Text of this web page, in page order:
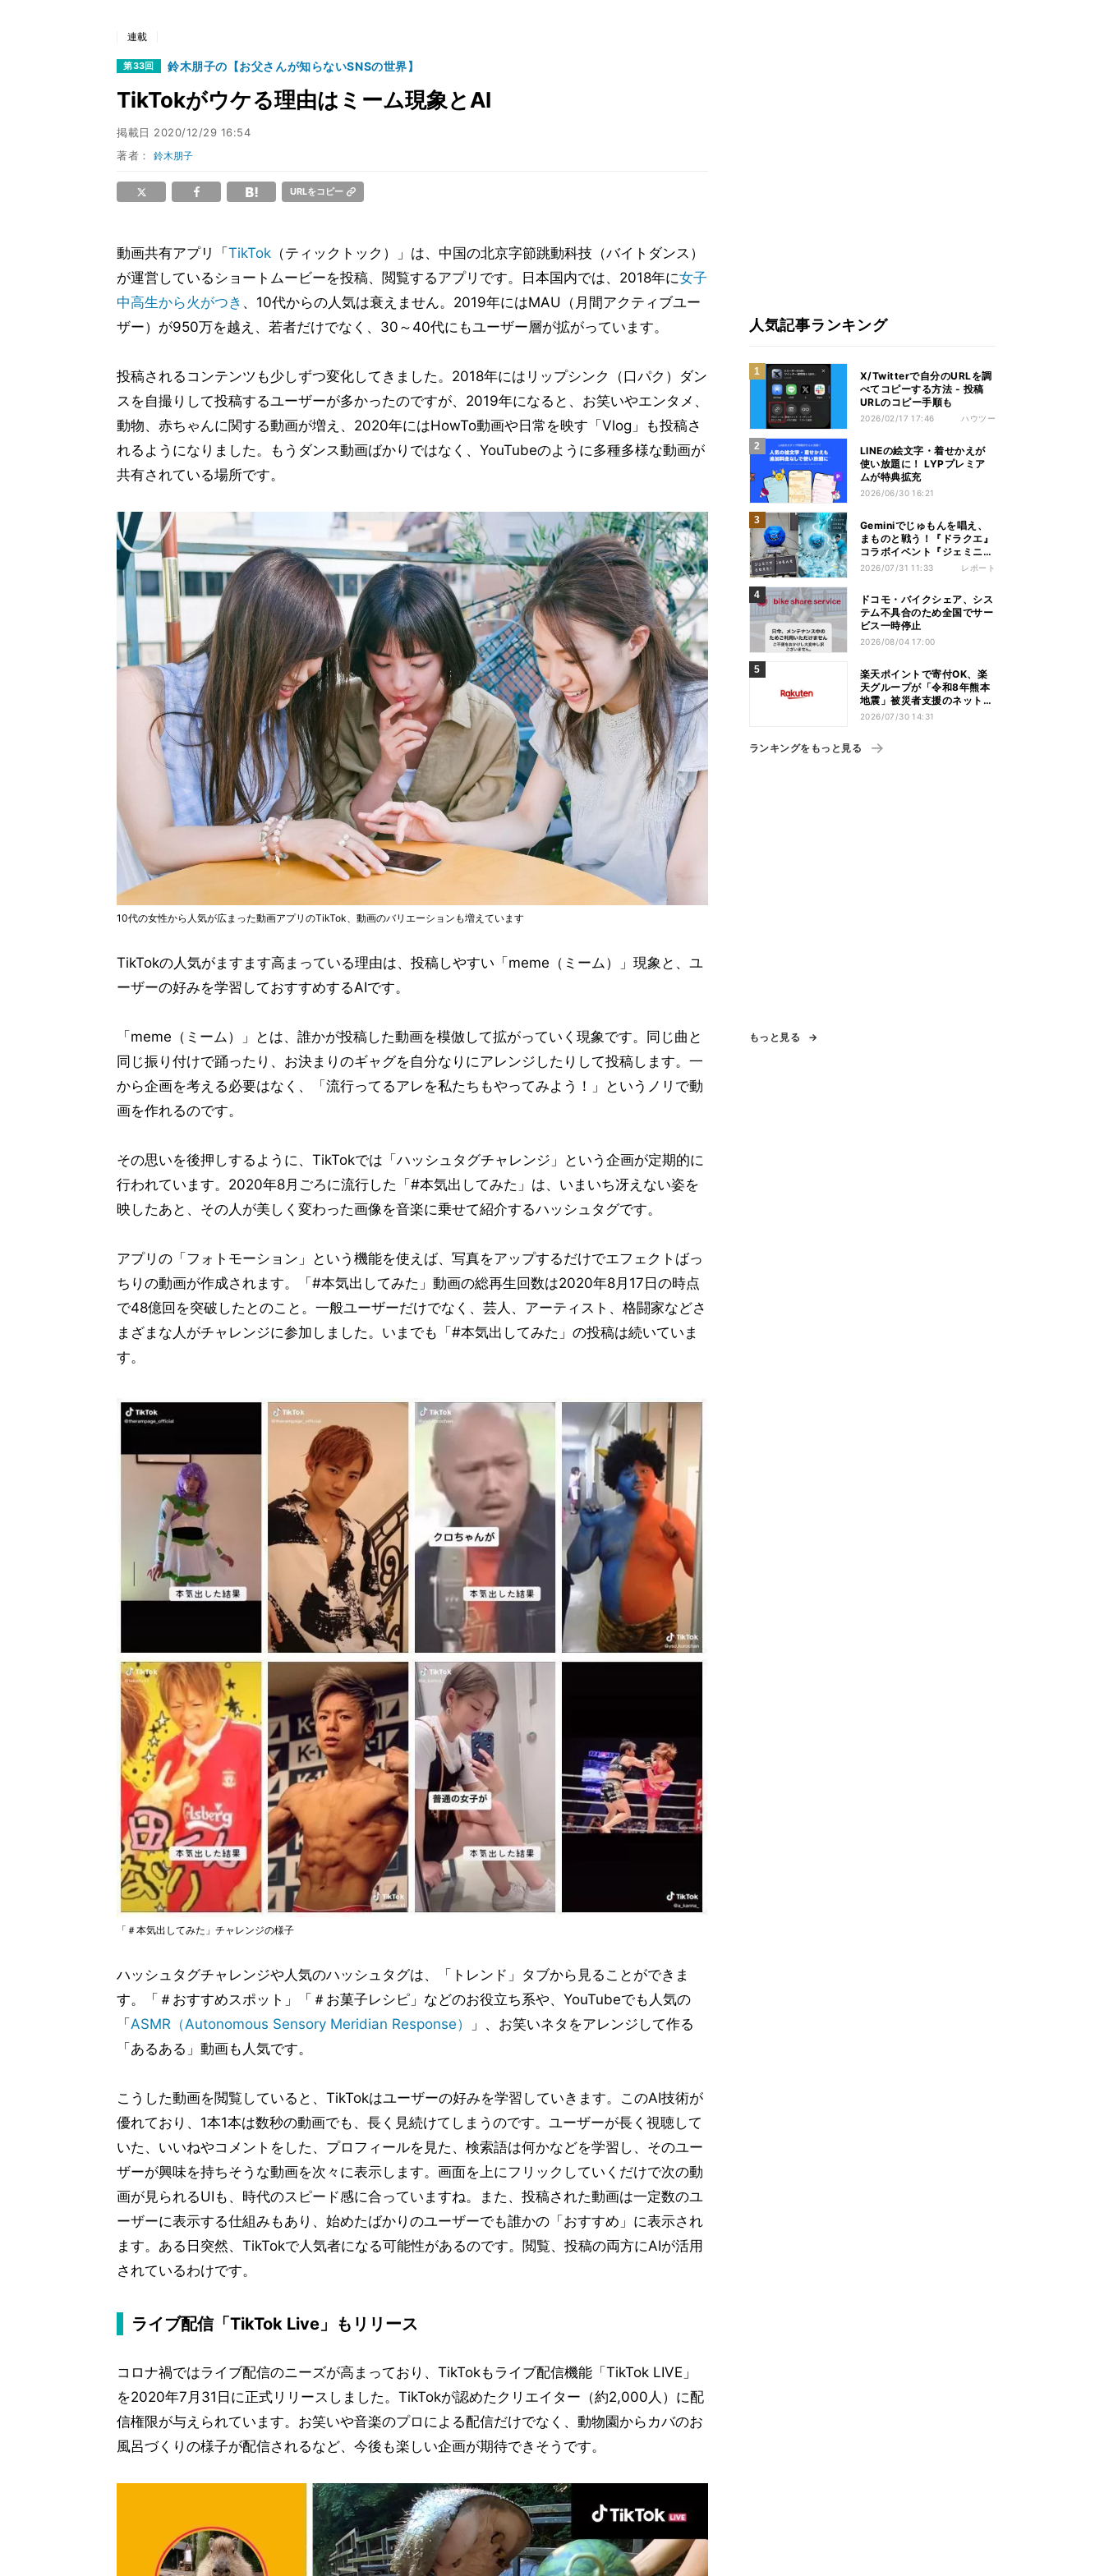
連載
第33回 鈴木朋子の【お父さんが知らないSNSの世界】
TikTokがウケる理由はミーム現象とAI
掲載日 2020/12/29 16:54
著者：鈴木朋子
URLをコピー
動画共有アプリ「 TikTok （ティックトック）」は、中国の北京字節跳動科技（バイトダンス）
が運営しているショートムービーを投稿、閲覧するアプリです。日本国内では、2018年に女子
中高生から火がつき 、10代からの人気は衰えません。2019年にはMAU（月間アクティブユー
ザー）が950万を越え、若者だけでなく、30～40代にもユーザー層が拡がっています。
投稿されるコンテンツも少しずつ変化してきました。2018年にはリップシンク（口パク）ダン
スを自撮りして投稿するユーザーが多かったのですが、2019年になると、お笑いやエンタメ、
動物、赤ちゃんに関する動画が増え、2020年にはHowTo動画や日常を映す「Vlog」も投稿さ
れるようになりました。もうダンス動画ばかりではなく、YouTubeのように多種多様な動画が
共有されている場所です。
10代の女性から人気が広まった動画アプリのTikTok、動画のバリエーションも増えています
TikTokの人気がますます高まっている理由は、投稿しやすい「meme（ミーム）」現象と、ユ
ーザーの好みを学習しておすすめするAIです。
「meme（ミーム）」とは、誰かが投稿した動画を模倣して拡がっていく現象です。同じ曲と
同じ振り付けで踊ったり、お決まりのギャグを自分なりにアレンジしたりして投稿します。一
から企画を考える必要はなく、「流行ってるアレを私たちもやってみよう！」というノリで動
画を作れるのです。
その思いを後押しするように、TikTokでは「ハッシュタグチャレンジ」という企画が定期的に
行われています。2020年8月ごろに流行した「#本気出してみた」は、いまいち冴えない姿を
映したあと、その人が美しく変わった画像を音楽に乗せて紹介するハッシュタグです。
アプリの「フォトモーション」という機能を使えば、写真をアップするだけでエフェクトばっ
ちりの動画が作成されます。「#本気出してみた」動画の総再生回数は2020年8月17日の時点
で48億回を突破したとのこと。一般ユーザーだけでなく、芸人、アーティスト、格闘家などさ
まざまな人がチャレンジに参加しました。いまでも「#本気出してみた」の投稿は続いていま
す。
「＃本気出してみた」チャレンジの様子
ハッシュタグチャレンジや人気のハッシュタグは、「トレンド」タブから見ることができま
す。「＃おすすめスポット」「＃お菓子レシピ」などのお役立ち系や、YouTubeでも人気の
「 ASMR（Autonomous Sensory Meridian Response）
」、お笑いネタをアレンジして作る
「あるある」動画も人気です。
こうした動画を閲覧していると、TikTokはユーザーの好みを学習していきます。このAI技術が
優れており、1本1本は数秒の動画でも、長く見続けてしまうのです。ユーザーが長く視聴して
いた、いいねやコメントをした、プロフィールを見た、検索語は何かなどを学習し、そのユー
ザーが興味を持ちそうな動画を次々に表示します。画面を上にフリックしていくだけで次の動
画が見られるUIも、時代のスピード感に合っていますね。また、投稿された動画は一定数のユ
ーザーに表示する仕組みもあり、始めたばかりのユーザーでも誰かの「おすすめ」に表示され
ます。ある日突然、TikTokで人気者になる可能性があるのです。閲覧、投稿の両方にAIが活用
されているわけです。
ライブ配信「TikTok Live」もリリース
コロナ禍ではライブ配信のニーズが高まっており、TikTokもライブ配信機能「TikTok LIVE」
を2020年7月31日に正式リリースしました。TikTokが認めたクリエイター（約2,000人）に配
信権限が与えられています。お笑いや音楽のプロによる配信だけでなく、動物園からカバのお
風呂づくりの様子が配信されるなど、今後も楽しい企画が期待できそうです。
人気記事ランキング
X/Twitterで自分のURLを調
べてコピーする方法 - 投稿
URLのコピー手順も
2026/02/17 17:46 ハウツー
LINEの絵文字・着せかえが
使い放題に！ LYPプレミア
ムが特典拡充
2026/06/30 16:21
Geminiでじゅもんを唱え、
まものと戦う！『ドラクエ』
コラボイベント『ジェミニク
エスト』を体験してきた
2026/07/31 11:33 レポート
ドコモ・バイクシェア、シス
テム不具合のため全国でサー
ビス一時停止
2026/08/04 17:00
楽天ポイントで寄付OK、楽
天グループが「令和8年熊本
地震」被災者支援のネット募
金を受付中
2026/07/30 14:31
ランキングをもっと見る
もっと見る